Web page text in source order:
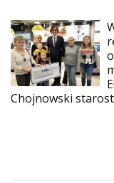
Chojnowski